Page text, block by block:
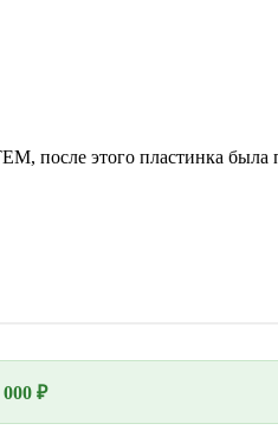
после этого пластинка
₽